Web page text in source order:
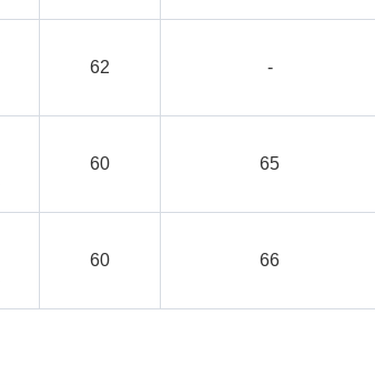
62 -
60 65
60 66